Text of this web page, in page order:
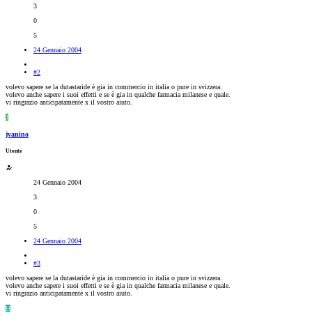
3
0
5
24 Gennaio 2004
#2
volevo sapere se la dutastaride è gia in commercio in italia o pure in svizzera.
volevo anche sapere i suoi effetti e se è gia in qualche farmacia milanese e quale.
vi ringrazio anticipatamente x il vostro aiuto.
J
jvanino
Utente
24 Gennaio 2004
3
0
5
24 Gennaio 2004
#3
volevo sapere se la dutastaride è gia in commercio in italia o pure in svizzera.
volevo anche sapere i suoi effetti e se è gia in qualche farmacia milanese e quale.
vi ringrazio anticipatamente x il vostro aiuto.
H